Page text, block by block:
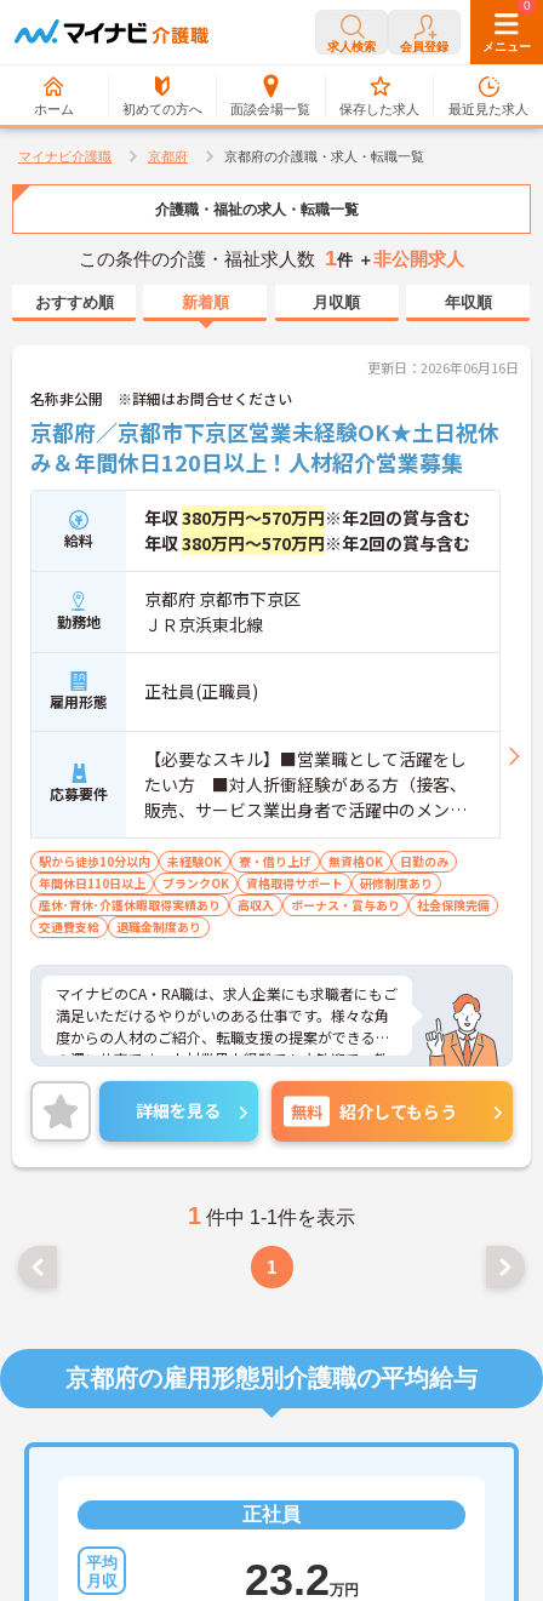
求人検索 会員登録 メニュー
ホーム 初めての方へ 面談会場一覧
0
保存した求人
0
最近見た求人
マイナビ介護職 京都府 京都府の介護職・求人・転職一覧
介護職・福祉の求人・転職一覧
この条件の介護・福祉求人数 1件 ＋非公開求人
おすすめ順 新着順 月収順 年収順
更新日：2026年06月16日
名称非公開 ※詳細はお問合せください
京都府／京都市下京区営業未経験OK★土日祝休
み＆年間休日120日以上！人材紹介営業募集
給料
年収380万円～570万円※年2回の賞与含む
年収380万円～570万円※年2回の賞与含む
勤務地
京都府 京都市下京区
ＪＲ京浜東北線
雇用形態 正社員(正職員)
応募要件
【必要なスキル】■営業職として活躍をし
たい方 ■対人折衝経験がある方（接客、
販売、サービス業出身者で活躍中のメンバ
ー多数） ■対人感受性が鋭く、チームを
成功に導くためにメンバーに情熱的に働き
かけられる方 【求められる人物像】■指示
待ちではなく、自分で考え抜き、それを行
動に移せる方■物事を柔軟に受け入れられ
る方■目的意識が高い方
駅から徒歩10分以内 未経験OK 寮・借り上げ 無資格OK
日勤のみ
年間休日110日以上
ブランクOK 資格取得サポート
研修制度あり
産休･育休･介護休暇取得実績あり
高収入 ボーナス・賞与あり
社会保険完備
交通費支給
退職金制度あり
マイナビのCA・RA職は、求人企業にも求職者にもご
満足いただけるやりがいのある仕事です。様々な角
度からの人材のご紹介、転職支援の提案ができる奥
の深い仕事です。人材業界未経験でも大歓迎で、教
育体制や末永く働ける福利厚生も充実しています！
2020年の新卒から20代、30代の社員と幅広い年齢
層のメンバーが活躍、また、中途入社の社員も多
く、情報の共有や相談など気軽にできる環境があり
ます。営業での成約が出れば皆が祝福してくれる和
は、面接対策ポイントなど、さらに詳細をお話しい
たしますのでお気軽にご相談ください！
詳細を見る 無料 紹介してもらう
1 件中 1-1件を表示
1
京都府の雇用形態別介護職の平均給与
正社員
23.2万円